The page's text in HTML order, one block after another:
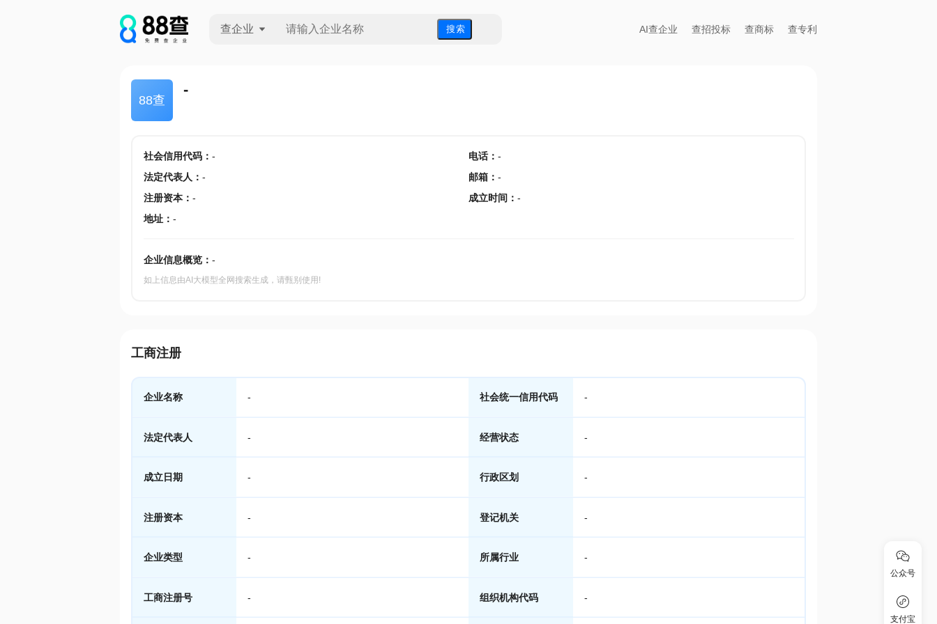
查企业 搜 索 AI查企业 查招投标 查商标 查专利
88查
-
社会信用代码： - 电话： -
法定代表人 ： - 邮箱 ： -
注册资本： - 成立时间 ： -
地址： -
企业信息概览： -
如上信息由AI大模型全网搜索生成，请甄别使用!
工商注册
企业名称 - 社会统一信用代码 -
法定代表人 - 经营状态 -
成立日期 - 行政区划 -
注册资本 - 登记机关 -
企业类型 - 所属行业 -
工商注册号 - 组织机构代码 -
公众号
支付宝